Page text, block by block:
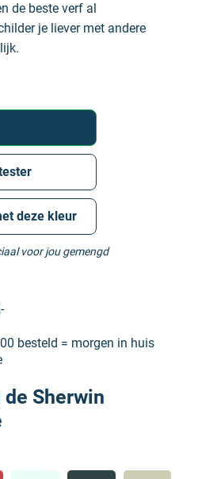
de beste verf al
je liever met andere
deze kleur
voor jou gemengd
besteld = morgen in huis
Sherwin